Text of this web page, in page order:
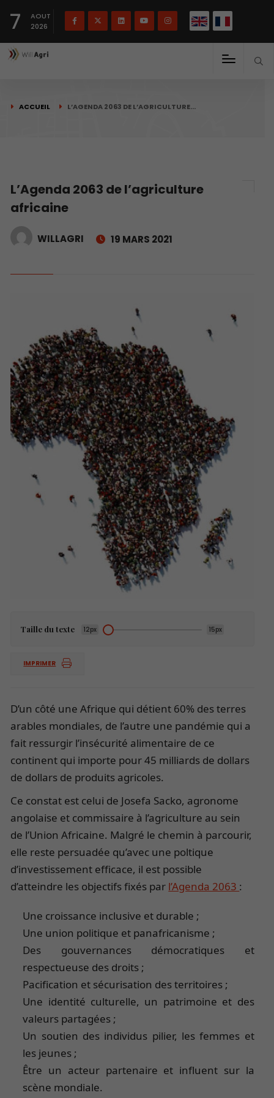
7
AOUT
2026
ACCUEIL L’AGENDA 2063 DE L’AGRICULTURE…
L’Agenda 2063 de l’agriculture
africaine
WILLAGRI 19 MARS 2021
Taille du texte 12px 15px
IMPRIMER
D’un côté une Afrique qui détient 60% des terres
arables mondiales, de l’autre une pandémie qui a
fait ressurgir l’insécurité alimentaire de ce
continent qui importe pour 45 milliards de dollars
de dollars de produits agricoles.
Ce constat est celui de Josefa Sacko, agronome
angolaise et commissaire à l’agriculture au sein
de l’Union Africaine. Malgré le chemin à parcourir,
elle reste persuadée qu’avec une poltique
d’investissement efficace, il est possible
d’atteindre les objectifs fixés par l’Agenda 2063 :
Une croissance inclusive et durable ;
Une union politique et panafricanisme ;
Des gouvernances démocratiques et
respectueuse des droits ;
Pacification et sécurisation des territoires ;
Une identité culturelle, un patrimoine et des
valeurs partagées ;
Un soutien des individus pilier, les femmes et
les jeunes ;
Être un acteur partenaire et influent sur la
scène mondiale.
Français English(English)